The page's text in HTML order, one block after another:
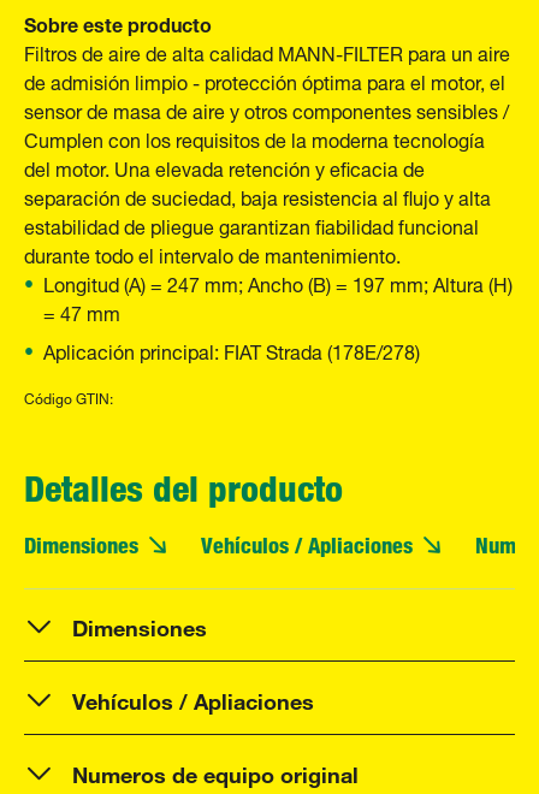
Sobre este producto
Filtros de aire de alta calidad MANN-FILTER para un aire
de admisión limpio - protección óptima para el motor, el
sensor de masa de aire y otros componentes sensibles /
Cumplen con los requisitos de la moderna tecnología
del motor. Una elevada retención y eficacia de
separación de suciedad, baja resistencia al flujo y alta
estabilidad de pliegue garantizan fiabilidad funcional
durante todo el intervalo de mantenimiento.
Longitud (A) = 247 mm; Ancho (B) = 197 mm; Altura (H)
= 47 mm
Aplicación principal: FIAT Strada (178E/278)
Código GTIN:
Detalles del producto
Dimensiones Vehículos / Apliaciones
Dimensiones
Vehículos / Apliaciones
Numeros de equipo original